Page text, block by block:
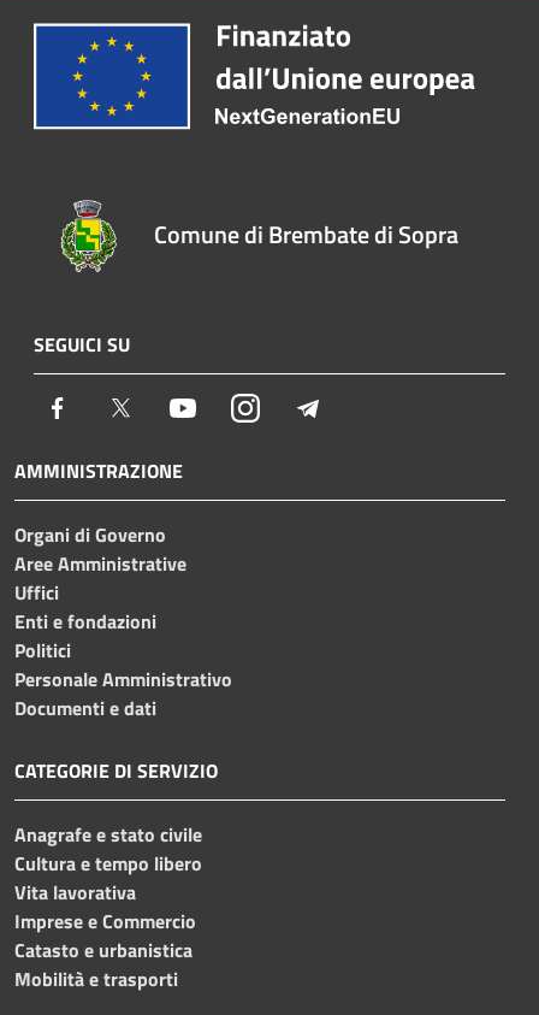
Comune di Brembate di Sopra
SEGUICI SU
Facebook Twitter YoutubeInstagram
AMMINISTRAZIONE
Organi di Governo
Aree Amministrative
Uffici
Enti e fondazioni
Politici
Personale Amministrativo
Documenti e dati
CATEGORIE DI SERVIZIO
Anagrafe e stato civile
Cultura e tempo libero
Vita lavorativa
Imprese e Commercio
Catasto e urbanistica
Mobilità e trasporti